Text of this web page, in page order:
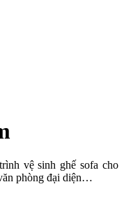
vệ sinh ghế sofa cho
phòng đại diện…